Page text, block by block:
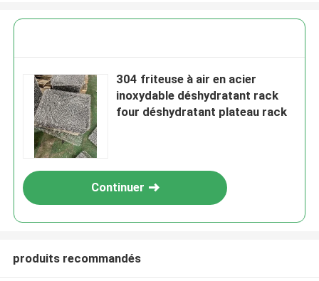
304 friteuse à air en acier
inoxydable déshydratant rack
four déshydratant plateau rack
Continuer
produits recommandés